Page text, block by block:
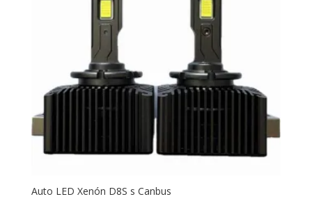
Auto LED Xenón D8S s Canbus